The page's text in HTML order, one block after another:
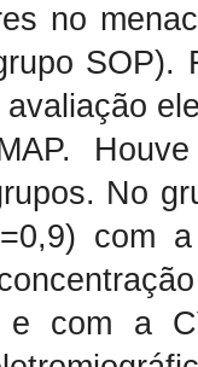
no
SOP).
No
com
com a